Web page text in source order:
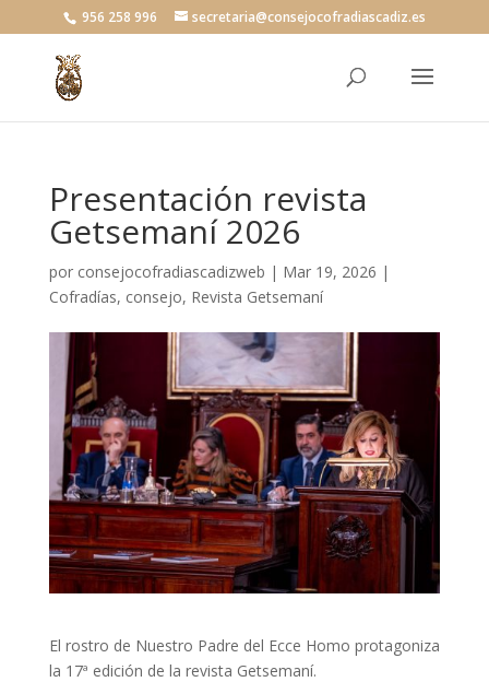
956 258 996 secretaria@consejocofradiascadiz.es
Presentación revista
Getsemaní 2026
por consejocofradiascadizweb | Mar 19, 2026 |
Cofradías, consejo, Revista Getsemaní
El rostro de Nuestro Padre del Ecce Homo protagoniza
la 17ª edición de la revista Getsemaní.